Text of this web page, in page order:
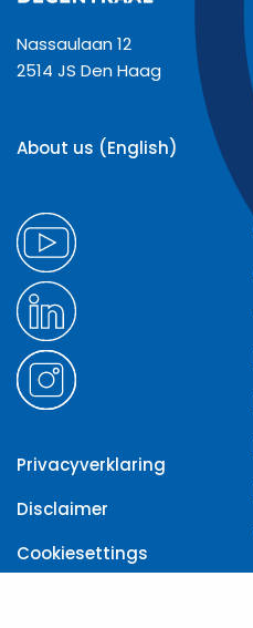
Nassaulaan 12
2514 JS Den Haag
About us (English)
Privacyverklaring
Disclaimer
Cookiesettings